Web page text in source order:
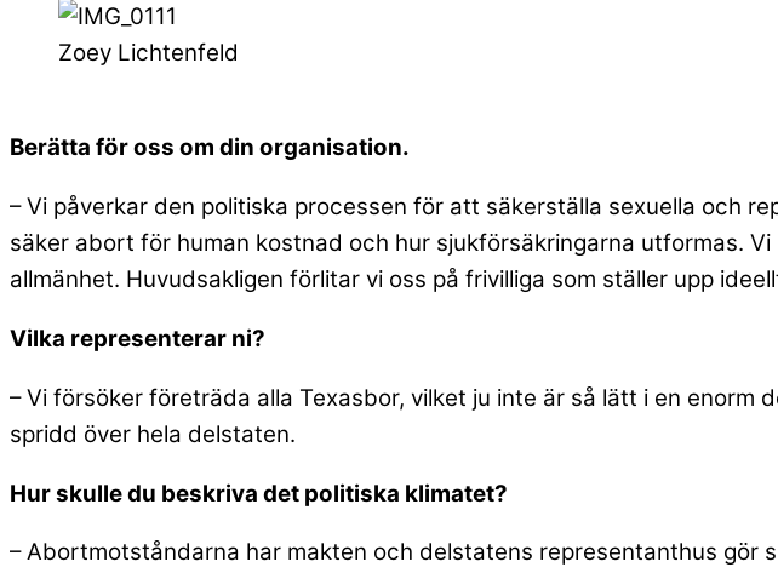
Zoey Lichtenfeld
Berätta för oss om din organisation.
– Vi påverkar den politiska processen för att säkerställa sexuella och
säker abort för human kostnad och hur sjukförsäkringarna utformas.
allmänhet. Huvudsakligen förlitar vi oss på frivilliga som ställer upp
Vilka representerar ni?
– Vi försöker företräda alla Texasbor, vilket ju inte är så lätt i en
spridd över hela delstaten.
Hur skulle du beskriva det politiska klimatet?
– Abortmotståndarna har makten och delstatens representanthus